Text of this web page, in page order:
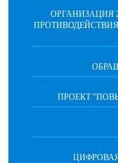
ОРГАНИЗАЦИЯ
ПРОЕКТ